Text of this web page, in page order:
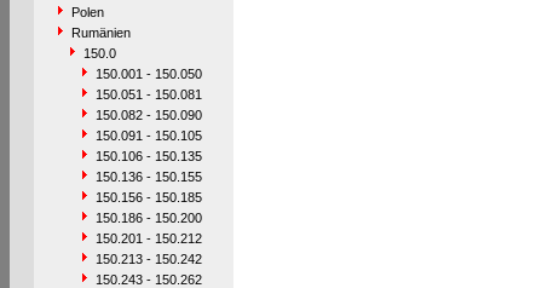
Polen
Rumänien
150.0
150.001 - 150.050
150.051 - 150.081
150.082 - 150.090
150.091 - 150.105
150.106 - 150.135
150.136 - 150.155
150.156 - 150.185
150.186 - 150.200
150.201 - 150.212
150.213 - 150.242
150.243 - 150.262